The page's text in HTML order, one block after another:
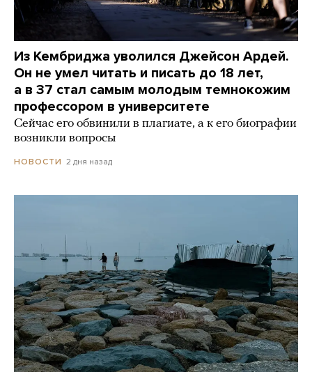
Из Кембриджа уволился Джейсон Ардей.
Он не умел читать и писать до 18 лет,
а в 37 стал самым молодым темнокожим
профессором в университете
Сейчас его обвинили в плагиате, а к его биографии
возникли вопросы
НОВОСТИ 2 дня назад